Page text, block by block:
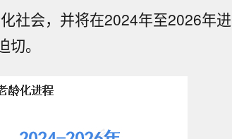
社会，并将在2024年至2026年进
。